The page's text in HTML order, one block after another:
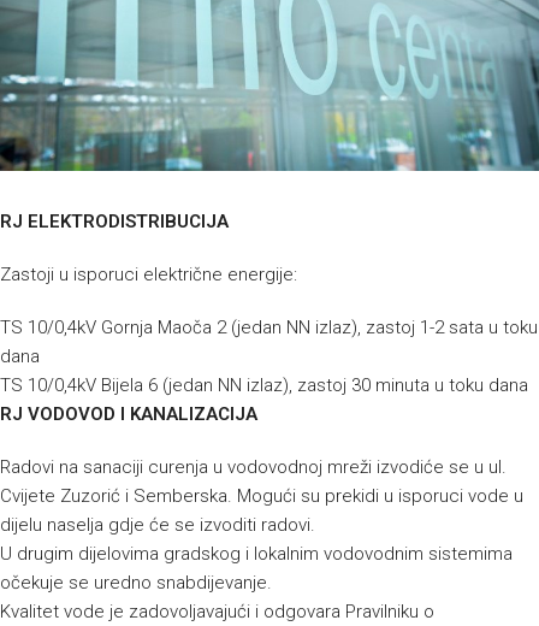
RJ ELEKTRODISTRIBUCIJA
Zastoji u isporuci električne energije:
TS 10/0,4kV Gornja Maoča 2 (jedan NN izlaz), zastoj 1-2 sata u toku
dana
TS 10/0,4kV Bijela 6 (jedan NN izlaz), zastoj 30 minuta u toku dana
RJ VODOVOD I KANALIZACIJA
Radovi na sanaciji curenja u vodovodnoj mreži izvodiće se u ul.
Cvijete Zuzorić i Semberska. Mogući su prekidi u isporuci vode u
dijelu naselja gdje će se izvoditi radovi.
U drugim dijelovima gradskog i lokalnim vodovodnim sistemima
očekuje se uredno snabdijevanje.
Kvalitet vode je zadovoljavajući i odgovara Pravilniku o